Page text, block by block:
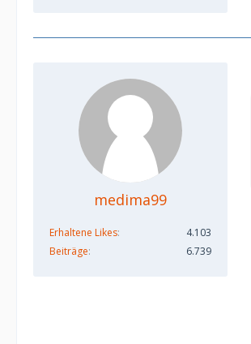
medima99
Erhaltene Likes
4.103
Beiträge
6.739